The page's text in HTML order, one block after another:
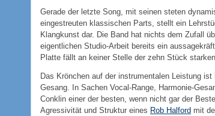
Gerade der letzte Song, mit seinen steten
eingestreuten klassischen Parts, stellt ein
Klangkunst dar. Die Band hat nichts dem Zufall
eigentlichen Studio-Arbeit bereits ein
Platte fällt an keiner Stelle der zehn Stück
Das Krönchen auf der instrumentalen Leistung ist
Gesang. In Sachen Vocal-Range, Harmonie-
Conklin einer der besten, wenn nicht gar der
Agressivität und Struktur eines Rob Halford mit